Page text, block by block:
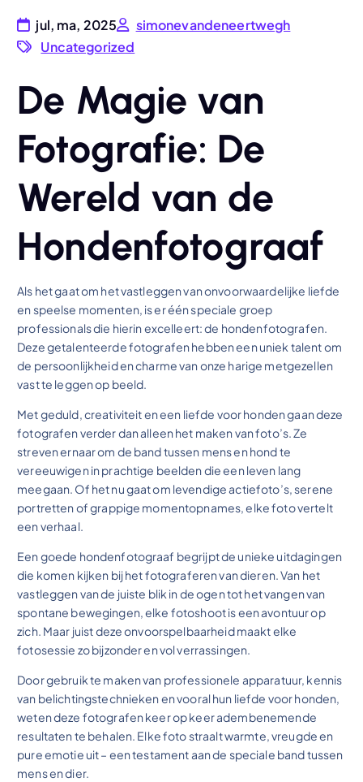
jul, ma, 2025
simonevandeneertwegh
Uncategorized
De Magie van
Fotografie: De
Wereld van de
Hondenfotograaf
Als het gaat om het vastleggen van onvoorwaardelijke liefde
en speelse momenten, is er één speciale groep
professionals die hierin excelleert: de hondenfotografen.
Deze getalenteerde fotografen hebben een uniek talent om
de persoonlijkheid en charme van onze harige metgezellen
vast te leggen op beeld.
Met geduld, creativiteit en een liefde voor honden gaan deze
fotografen verder dan alleen het maken van foto’s. Ze
streven ernaar om de band tussen mens en hond te
vereeuwigen in prachtige beelden die een leven lang
meegaan. Of het nu gaat om levendige actiefoto’s, serene
portretten of grappige momentopnames, elke foto vertelt
een verhaal.
Een goede hondenfotograaf begrijpt de unieke uitdagingen
die komen kijken bij het fotograferen van dieren. Van het
vastleggen van de juiste blik in de ogen tot het vangen van
spontane bewegingen, elke fotoshoot is een avontuur op
zich. Maar juist deze onvoorspelbaarheid maakt elke
fotosessie zo bijzonder en vol verrassingen.
Door gebruik te maken van professionele apparatuur, kennis
van belichtingstechnieken en vooral hun liefde voor honden,
weten deze fotografen keer op keer adembenemende
resultaten te behalen. Elke foto straalt warmte, vreugde en
pure emotie uit – een testament aan de speciale band tussen
mens en dier.